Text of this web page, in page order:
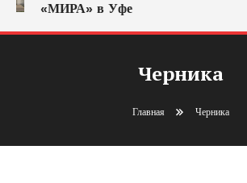
«МИРА» в Уфе
Черника
Главная Черника